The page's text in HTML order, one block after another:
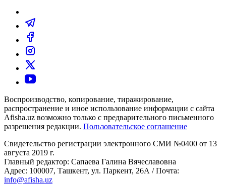
Воспроизводство, копирование, тиражирование,
распространение и иное использование информации с сайта
Afisha.uz возможно только с предварительного письменного
разрешения редакции. Пользовательское соглашение
Свидетельство регистрации электронного СМИ №0400 от 13
августа 2019 г.
Главный редактор: Сапаева Галина Вячеславовна
Адрес: 100007, Ташкент, ул. Паркент, 26А / Почта:
info@afisha.uz